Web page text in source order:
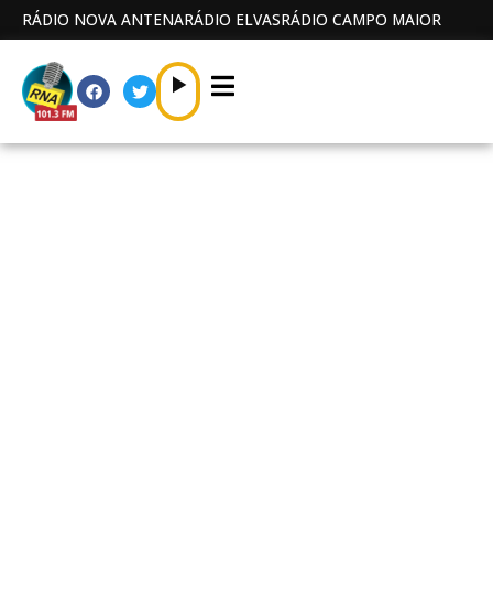
RÁDIO NOVA ANTENARÁDIO ELVASRÁDIO CAMPO MAIOR